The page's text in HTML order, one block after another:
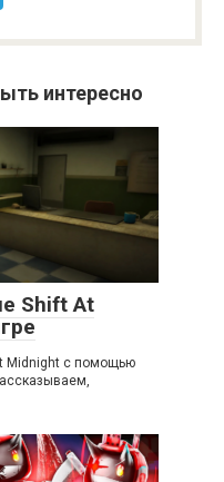
интересно
Shift At
Midnight с помощью